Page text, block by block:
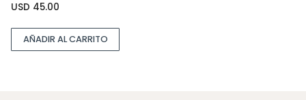
USD 45.00
AÑADIR AL CARRITO